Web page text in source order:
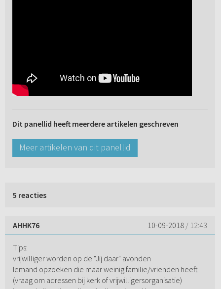
Dit panellid heeft meerdere artikelen geschreven
Meer artikelen van dit panellid
5 reacties
AHHK76 10-09-2018 / 12:43
Tips:
vrijwilliger worden op de "Jij daar" avonden
Iemand opzoeken die maar weinig familie/vrienden heeft
(vraag om adressen bij kerk of vrijwilligersorganisatie)